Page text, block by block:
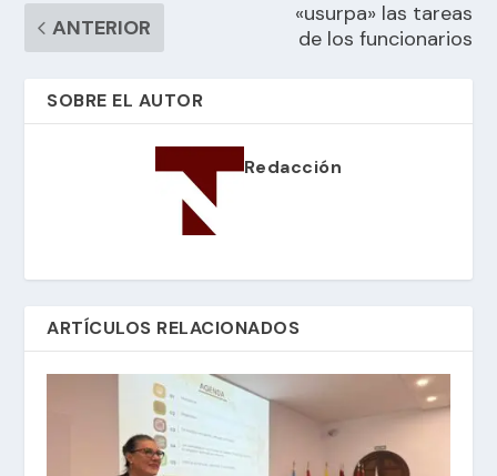
ANTERIOR
«usurpa» las tareas
de los funcionarios
SOBRE EL AUTOR
Redacción
ARTÍCULOS RELACIONADOS